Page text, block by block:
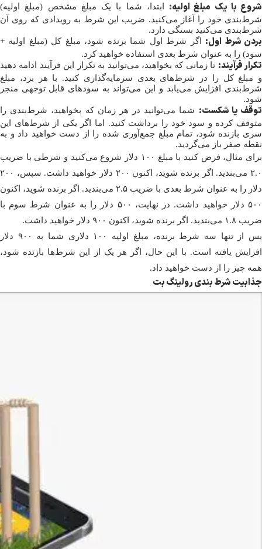
شروع با یک مبلغ اولیه: ابتدا، شما با یک مبلغ مشخص (مبلغ اولیه)
شرط‌بندی خود را آغاز می‌کنید. ضریب این شرط به رویدادی که روی آن
شرط‌بندی می‌کنید بستگی دارد.
بردن شرط اول: اگر شرط اول شما برنده شود، مبلغ کل (مبلغ اولیه +
سود) را به عنوان شرط بعدی استفاده خواهید کرد.
تکرار فرآیند: تا زمانی که بخواهید، می‌توانید به تکرار این فرآیند ادامه دهید
و مبلغ کل را در شرط‌های بعدی سرمایه‌گذاری کنید. با هر برد، مبلغ
شرط‌بندی افزایش می‌یابد و این می‌تواند به سودهای قابل توجهی منجر
شود.
توقف یا شکست: شما می‌توانید در هر زمان که بخواهید، شرط‌بندی را
متوقف کرده و سود خود را برداشت کنید. اما اگر یکی از شرط‌های این
سری بازنده شود، تمام مبلغ جمع‌آوری شده را از دست خواهید داد و به
نقطه صفر باز می‌گردید.
برای مثال، فرض کنید با مبلغ ۱۰۰ دلار شروع می‌کنید و شرطی با ضریب
۲.۰ می‌بندید. اگر برنده شوید، اکنون ۲۰۰ دلار خواهید داشت. سپس، ۲۰۰
دلار را به عنوان شرط بعدی با ضریب ۲.۵ می‌بندید. اگر برنده شوید، اکنون
۵۰۰ دلار خواهید داشت. در نهایت، ۵۰۰ دلار را به عنوان شرط سوم با
ضریب ۱.۸ می‌بندید. اگر برنده شوید، اکنون ۹۰۰ دلار خواهید داشت.
پس از تنها سه شرط برنده، مبلغ اولیه ۱۰۰ دلاری شما به ۹۰۰ دلار
افزایش یافته است. با این حال، اگر هر یک از این شرط‌ها بازنده شود،
همه چیز را از دست خواهید داد.
جذابیت شرط بندی رولینگ بت